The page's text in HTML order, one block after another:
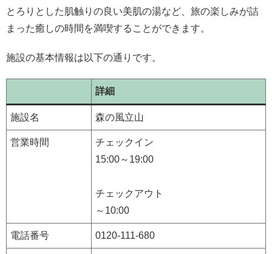
とろりとした肌触りの良い美肌の湯など、旅の楽しみが詰
まった癒しの時間を満喫することができます。
施設の基本情報は以下の通りです。
詳細
施設名 森の風立山
営業時間
チェックイン
15:00～19:00
チェックアウト
～10:00
電話番号 0120-111-680